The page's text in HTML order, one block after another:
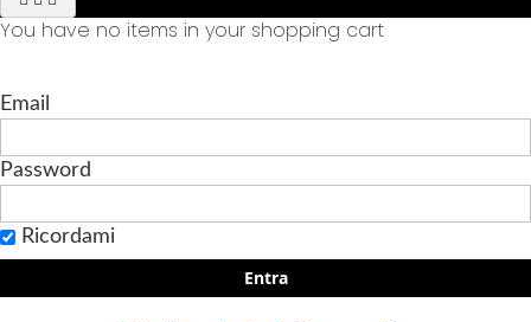
You have no items in your shopping cart
Email
Password
Ricordami
Entra